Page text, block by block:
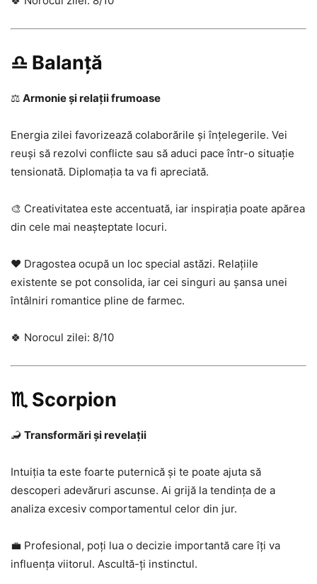
♎ Balanță
⚖️ Armonie și relații frumoase
Energia zilei favorizează colaborările și înțelegerile. Vei
reuși să rezolvi conflicte sau să aduci pace într-o situație
tensionată. Diplomația ta va fi apreciată.
🎨 Creativitatea este accentuată, iar inspirația poate apărea
din cele mai neașteptate locuri.
❤️ Dragostea ocupă un loc special astăzi. Relațiile
existente se pot consolida, iar cei singuri au șansa unei
întâlniri romantice pline de farmec.
🍀 Norocul zilei: 8/10
♏ Scorpion
🦂 Transformări și revelații
Intuiția ta este foarte puternică și te poate ajuta să
descoperi adevăruri ascunse. Ai grijă la tendința de a
analiza excesiv comportamentul celor din jur.
💼 Profesional, poți lua o decizie importantă care îți va
influența viitorul. Ascultă-ți instinctul.